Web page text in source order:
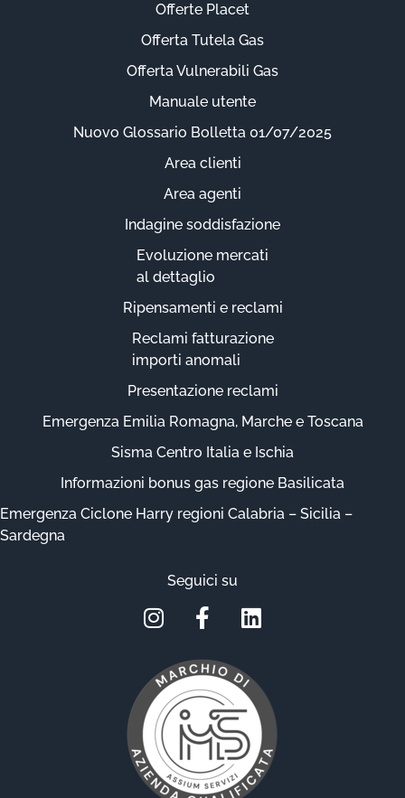
Offerte Placet
Offerta Tutela Gas
Offerta Vulnerabili Gas
Manuale utente
Nuovo Glossario Bolletta 01/07/2025
Area clienti
Area agenti
Indagine soddisfazione
Evoluzione mercati
al dettaglio
Ripensamenti e reclami
Reclami fatturazione
importi anomali
Presentazione reclami
Emergenza Emilia Romagna, Marche e Toscana
Sisma Centro Italia e Ischia
Informazioni bonus gas regione Basilicata
Emergenza Ciclone Harry regioni Calabria – Sicilia –
Sardegna
Seguici su